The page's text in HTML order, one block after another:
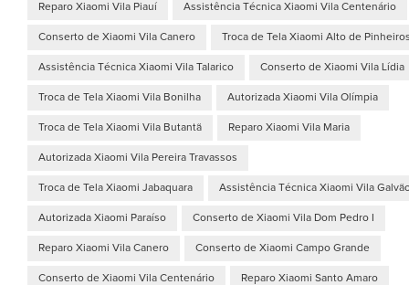
Reparo Xiaomi Vila Piauí Assistência Técnica Xiaomi Vila Centenário
Conserto de Xiaomi Vila Canero Troca de Tela Xiaomi Alto de
Assistência Técnica Xiaomi Vila Talarico Conserto de Xiaomi Vila Lídia
Troca de Tela Xiaomi Vila Bonilha Autorizada Xiaomi Vila Olímpia
Troca de Tela Xiaomi Vila Butantã Reparo Xiaomi Vila Maria
Autorizada Xiaomi Vila Pereira Travassos
Troca de Tela Xiaomi Jabaquara Assistência Técnica Xiaomi Vila
Autorizada Xiaomi Paraíso Conserto de Xiaomi Vila Dom Pedro I
Reparo Xiaomi Vila Canero Conserto de Xiaomi Campo Grande
Conserto de Xiaomi Vila Centenário Reparo Xiaomi Santo Amaro